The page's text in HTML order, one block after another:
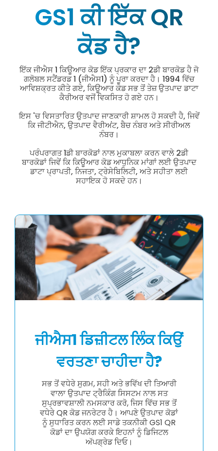
GS1 ਕੀ ਇੱਕ QR
ਕੋਡ ਹੈ?
ਇੱਕ ਜੀਐਸ 1 ਕਿਊਆਰ ਕੋਡ ਇੱਕ ਪ੍ਰਕਾਰ ਦਾ 2ਡੀ ਬਾਰਕੋਡ ਹੈ ਜੋ
ਗਲੋਬਲ ਸਟੈਂਡਰਡ 1 (ਜੀਐਸ1) ਨੂੰ ਪੂਰਾ ਕਰਦਾ ਹੈ। 1994 ਵਿੱਚ
ਆਵਿਸ਼ਕ੍ਰਤ ਕੀਤੇ ਗਏ, ਕਿਊਆਰ ਕੋਡ ਸਭ ਤੋਂ ਤੇਜ਼ ਉਤਪਾਦ ਡਾਟਾ
ਕੈਰੀਅਰ ਵਜੋਂ ਵਿਕਸਿਤ ਹੋ ਗਏ ਹਨ।
ਇਸ 'ਚ ਵਿਸਤਾਰਿਤ ਉਤਪਾਦ ਜਾਣਕਾਰੀ ਸ਼ਾਮਲ ਹੋ ਸਕਦੀ ਹੈ, ਜਿਵੇਂ
ਕਿ ਜੀਟੀਐਨ, ਉਤਪਾਦ ਵੈਰੀਅਂਟ, ਬੈਚ ਨੰਬਰ ਅਤੇ ਸੀਰੀਅਲ
ਨੰਬਰ।
ਪਰੰਪਰਾਗਤ 1ਡੀ ਬਾਰਕੋਡਾਂ ਨਾਲ ਮੁਕਾਬਲਾ ਕਰਨ ਵਾਲੇ 2ਡੀ
ਬਾਰਕੋਡਾਂ ਜਿਵੇਂ ਕਿ ਕਿਊਆਰ ਕੋਡ ਆਧੁਨਿਕ ਮਾਂਗਾਂ ਲਈ ਉਤਪਾਦ
ਡਾਟਾ ਪ੍ਰਾਪਤੀ, ਨਿਜਤਾ, ਟ੍ਰੇਸੇਬਿਲਿਟੀ, ਅਤੇ ਸਹੀਤਾ ਲਈ
ਸਹਾਇਕ ਹੋ ਸਕਦੇ ਹਨ।
ਜੀਐਸ1 ਡਿਜ਼ੀਟਲ ਲਿੰਕ ਕਿਉਂ
ਵਰਤਣਾ ਚਾਹੀਦਾ ਹੈ?
ਸਭ ਤੋਂ ਵਧੇਰੇ ਸੁਗਮ, ਸਹੀ ਅਤੇ ਭਵਿੱਖ ਦੀ ਤਿਆਰੀ
ਵਾਲਾ ਉਤਪਾਦ ਟ੍ਰੈਕਿੰਗ ਸਿਸਟਮ ਨਾਲ ਸਤ
ਸੁਪ੍ਰਭਾਵਸ਼ਾਲੀ ਨਮਸਕਾਰ ਕਰੋ, ਜਿਸ ਵਿੱਚ ਸਭ ਤੋਂ
ਵਧੇਰੇ QR ਕੋਡ ਜਨਰੇਟਰ ਹੈ। ਆਪਣੇ ਉਤਪਾਦ ਕੋਡਾਂ
ਨੂੰ ਸੁਧਾਰਿਤ ਕਰਨ ਲਈ ਸਾਡੇ ਤਕਨੀਕੀ GS1 QR
ਕੋਡਾਂ ਦਾ ਉਪਯੋਗ ਕਰਕੇ ਇਹਨਾਂ ਨੂੰ ਡਿਜਿਟਲ
ਅੱਪਗ੍ਰੇਡ ਦਿਓ।